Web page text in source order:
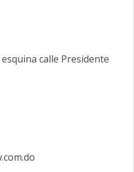
calle Presidente